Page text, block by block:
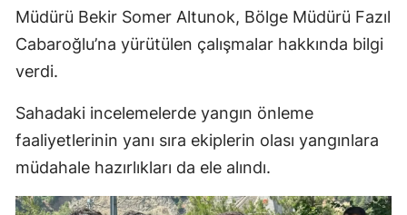
Müdürü Bekir Somer Altunok, Bölge Müdürü Fazıl
Cabaroğlu’na yürütülen çalışmalar hakkında bilgi
verdi.
Sahadaki incelemelerde yangın önleme
faaliyetlerinin yanı sıra ekiplerin olası yangınlara
müdahale hazırlıkları da ele alındı.